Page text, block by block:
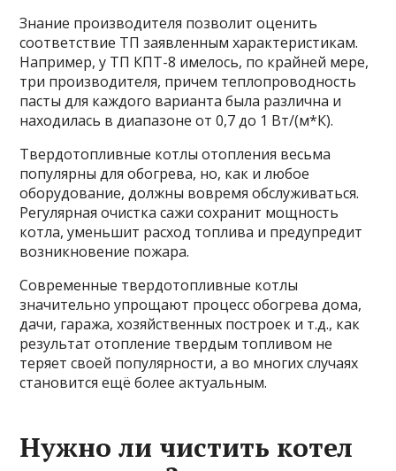
Знание производителя позволит оценить
соответствие ТП заявленным характеристикам.
Например, у ТП КПТ-8 имелось, по крайней мере,
три производителя, причем теплопроводность
пасты для каждого варианта была различна и
находилась в диапазоне от 0,7 до 1 Вт/(м*К).
Твердотопливные котлы отопления весьма
популярны для обогрева, но, как и любое
оборудование, должны вовремя обслуживаться.
Регулярная очистка сажи сохранит мощность
котла, уменьшит расход топлива и предупредит
возникновение пожара.
Современные твердотопливные котлы
значительно упрощают процесс обогрева дома,
дачи, гаража, хозяйственных построек и т.д., как
результат отопление твердым топливом не
теряет своей популярности, а во многих случаях
становится ещё более актуальным.
Нужно ли чистить котел